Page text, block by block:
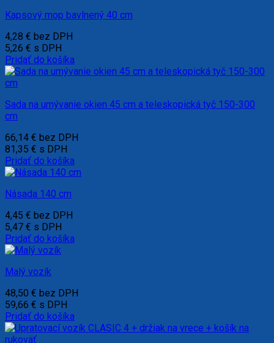
Kapsový mop bavlnený 40 cm
4,28 € bez DPH
5,26 € s DPH
Pridať do košíka
Sada na umývanie okien 45 cm a teleskopická tyč 150-300
cm
66,14 € bez DPH
81,35 € s DPH
Pridať do košíka
Násada 140 cm
4,45 € bez DPH
5,47 € s DPH
Pridať do košíka
Malý vozík
48,50 € bez DPH
59,66 € s DPH
Pridať do košíka